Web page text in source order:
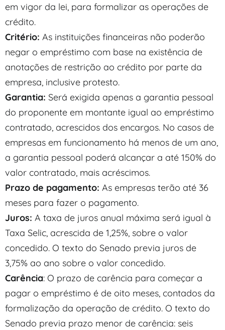
em vigor da lei, para formalizar as operações de
crédito.
Critério: As instituições financeiras não poderão
negar o empréstimo com base na existência de
anotações de restrição ao crédito por parte da
empresa, inclusive protesto.
Garantia: Será exigida apenas a garantia pessoal
do proponente em montante igual ao empréstimo
contratado, acrescidos dos encargos. No casos de
empresas em funcionamento há menos de um ano,
a garantia pessoal poderá alcançar a até 150% do
valor contratado, mais acréscimos.
Prazo de pagamento: As empresas terão até 36
meses para fazer o pagamento.
Juros: A taxa de juros anual máxima será igual à
Taxa Selic, acrescida de 1,25%, sobre o valor
concedido. O texto do Senado previa juros de
3,75% ao ano sobre o valor concedido.
Carência: O prazo de carência para começar a
pagar o empréstimo é de oito meses, contados da
formalização da operação de crédito. O texto do
Senado previa prazo menor de carência: seis